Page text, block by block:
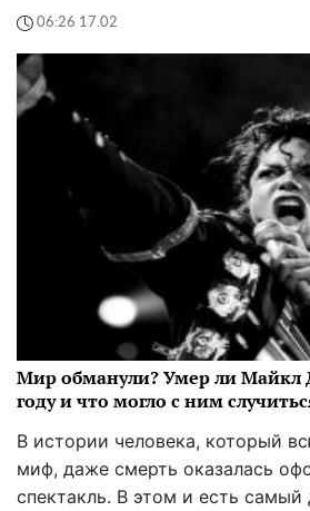
06:26 17.02
Мир обманули? Умер ли Майкл
году и что могло с ним
В истории человека, который
миф, даже смерть оказалась
спектакль. В этом и есть